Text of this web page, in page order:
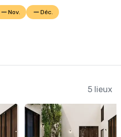
Nov. Déc.
5 lieux